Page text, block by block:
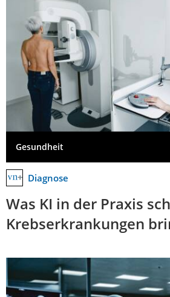
Gesundheit
Diagnose
Was KI in der Praxis
Krebserkrankungen